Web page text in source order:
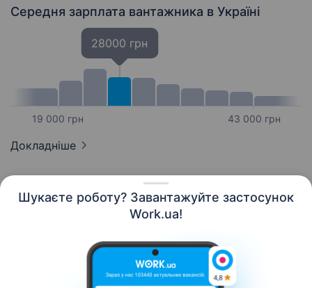
Шукаєте роботу? Завантажуйте застосунок
Work.ua!
Середня зарплата вантажника в Україні
19 000 грн
28000 грн
43 000 грн
Докладніше